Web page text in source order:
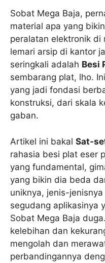
Sobat Mega Baja,
material apa yang
peralatan elektronik di
lemari arsip di kantor
seringkali adalah Besi
sembarang plat, lho.
yang jadi fondasi
konstruksi, dari skala
gaban.
Artikel ini bakal Sat-
rahasia besi plat eser
yang fundamental,
yang bikin dia beda
uniknya, jenis-
segudang aplikasinya
Sobat Mega Baja
kelebihan dan
mengolah dan
perbandingannya